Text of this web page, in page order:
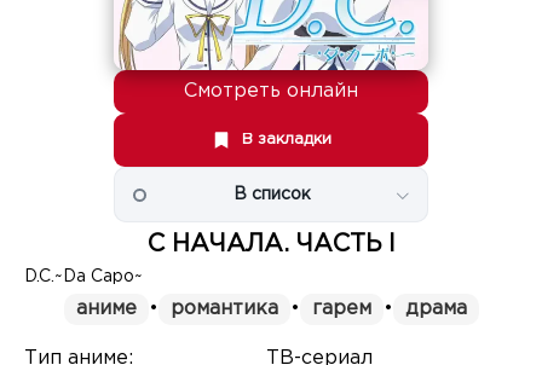
Смотреть онлайн
В закладки
В список
С НАЧАЛА. ЧАСТЬ I
D.C.~Da Capo~
аниме • романтика • гарем • драма
Тип аниме:
ТВ-сериал